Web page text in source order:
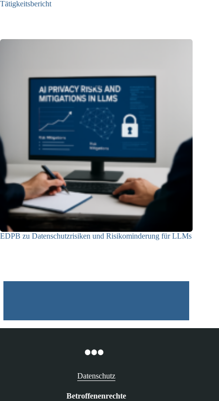
Tätigkeitsbericht
EDPB zu Datenschutzrisiken und Risikominderung für LLMs
Datenschutz
Betroffenenrechte